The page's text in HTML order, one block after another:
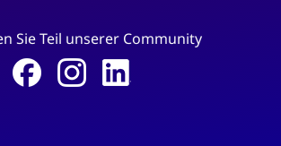
Sie Teil unserer Community